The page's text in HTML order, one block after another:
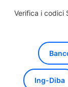
Verifica i codici
Ing-Diba